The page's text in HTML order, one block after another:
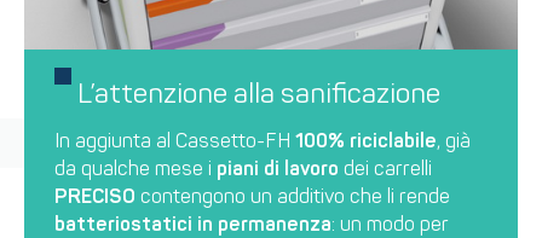
L’attenzione alla sanificazione
In aggiunta al Cassetto-FH 100% riciclabile, già
da qualche mese i piani di lavoro dei carrelli
PRECISO contengono un additivo che li rende
batteriostatici in permanenza: un modo per